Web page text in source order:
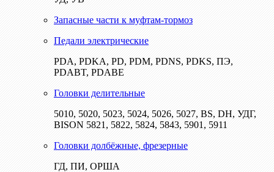
Запасные части к муфтам-тормоз
Педали электрические
PDA, PDKA, PD, PDM, PDNS, PDKS, ПЭ,
PDABT, PDABE
Головки делительные
5010, 5020, 5023, 5024, 5026, 5027, BS, DH, УДГ,
BISON 5821, 5822, 5824, 5843, 5901, 5911
Головки долбёжные, фрезерные
ГД, ПИ, ОРША